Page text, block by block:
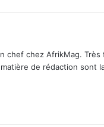
chef chez AfrikMag.
de rédaction sont